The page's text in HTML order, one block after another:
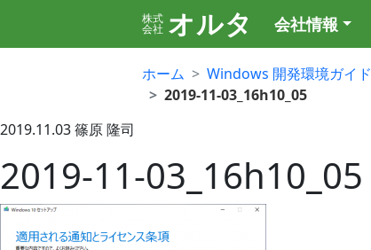
株式
会社 オルタ 会社情報
ホーム Windows 開発環境ガイド
2019-11-03_16h10_05
2019.11.03篠原 隆司
2019-11-03_16h10_05